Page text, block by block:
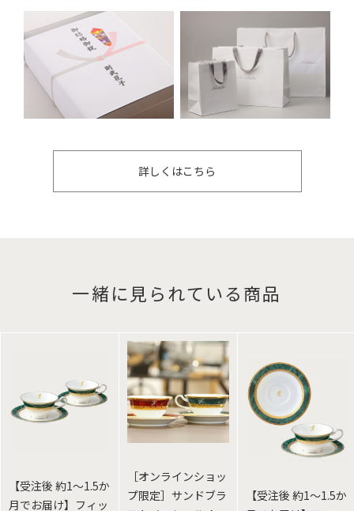
詳しくはこちら
一緒に見られている商品
【受注後 約1～1.5か
月でお届け】フィッ
［オンラインショッ
プ限定］サンドブラ
【受注後 約1～1.5か